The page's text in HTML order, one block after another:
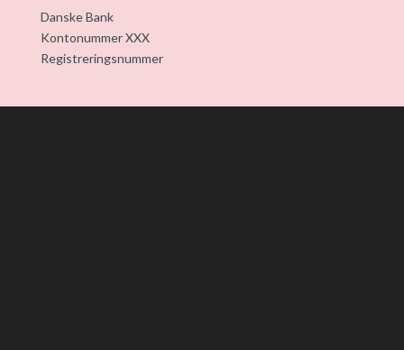
Danske Bank
Kontonummer XXX
Registreringsnummer